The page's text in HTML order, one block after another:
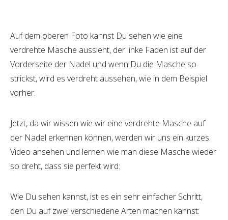
Auf dem oberen Foto kannst Du sehen wie eine
verdrehte Masche aussieht, der linke Faden ist auf der
Vorderseite der Nadel und wenn Du die Masche so
strickst, wird es verdreht aussehen, wie in dem Beispiel
vorher.
Jetzt, da wir wissen wie wir eine verdrehte Masche auf
der Nadel erkennen können, werden wir uns ein kurzes
Video ansehen und lernen wie man diese Masche wieder
so dreht, dass sie perfekt wird:
Wie Du sehen kannst, ist es ein sehr einfacher Schritt,
den Du auf zwei verschiedene Arten machen kannst: